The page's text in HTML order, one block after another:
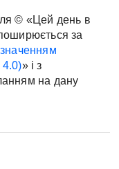
© «Цей день в
поширюється за
4.0)» і з
на дану